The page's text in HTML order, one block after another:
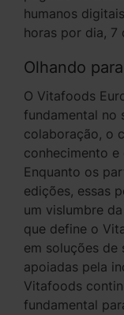
humanos
horas por dia, 7
Olhando
O Vitafoods
fundamental no
colaboração, o
conhecimento
Enquanto os
edições, essas
um vislumbre
que define o
em soluções de
apoiadas pela
Vitafoods
fundamental